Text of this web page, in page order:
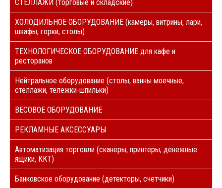
СТЕЛЛАЖИ (торговые и складские)
ХОЛОДИЛЬНОЕ ОБОРУДОВАНИЕ (камеры, витрины, лари,
шкафы, горки, столы)
ТЕХНОЛОГИЧЕСКОЕ ОБОРУДОВАНИЕ для кафе и
ресторанов
Нейтральное оборудование (столы, ванны моечные,
стеллажи, тележки-шпильки)
ВЕСОВОЕ ОБОРУДОВАНИЕ
РЕКЛАМНЫЕ АКСЕССУАРЫ
Автоматизация торговли (сканеры, принтеры, денежные
ящики, ККТ)
Банковское оборудование (детекторы, счетчики)